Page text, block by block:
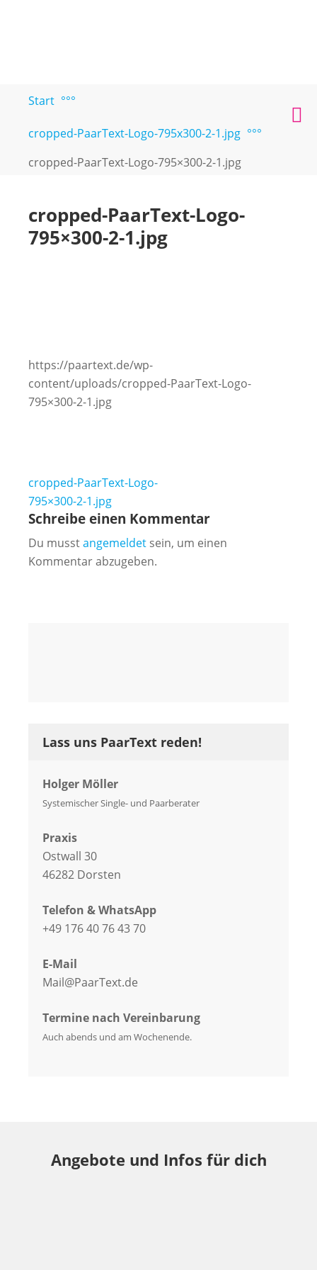
springen
PAARTEXT
Coaching
Singles
Paare
Start °°°
cropped-PaarText-Logo-795x300-2-1.jpg °°°
cropped-PaarText-Logo-795×300-2-1.jpg
cropped-PaarText-Logo-
795×300-2-1.jpg
https://paartext.de/wp-
content/uploads/cropped-PaarText-Logo-
795×300-2-1.jpg
Beitragsnavigation
cropped-PaarText-Logo-
795×300-2-1.jpg
Schreibe einen Kommentar
Du musstangemeldet sein, um einen
Kommentar abzugeben.
Lass uns PaarText reden!
Holger Möller
Systemischer Single- und Paarberater
Praxis
Ostwall 30
46282 Dorsten
Telefon & WhatsApp
+49 176 40 76 43 70
E-Mail
Mail@PaarText.de
Termine nach Vereinbarung
Auch abends und am Wochenende.
Angebote und Infos für dich